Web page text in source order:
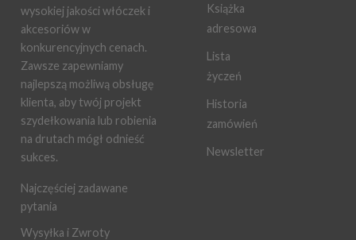
wysokiej jakości włóczek i
akcesoriów w
konkurencyjnych cenach.
Zawsze zapewniamy
najlepszą możliwą obsługę
klienta, aby twój projekt
szydełkowania lub robienia
na drutach mógł odnieść
sukces.
Najczęściej zadawane
pytania
Wysyłka i Zwroty
Książka
adresowa
Lista
życzeń
Historia
zamówień
Newsletter